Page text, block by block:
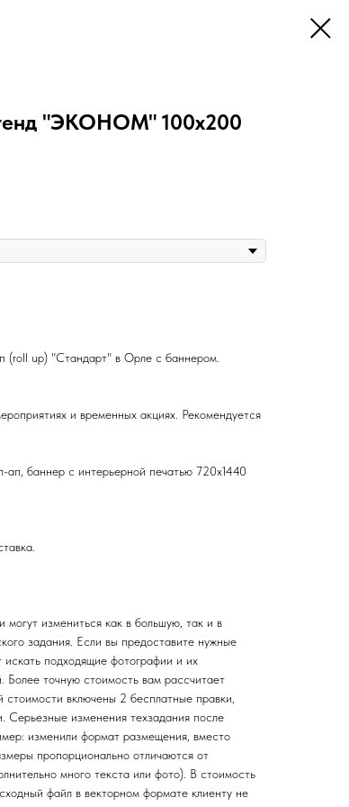
"ЭКОНОМ" 100х200
(roll up) "Стандарт" в Орле с баннером.
и временных акциях. Рекомендуется
ап, баннер с интерьерной печатью 720х1440
измениться как в большую, так и в
задания. Если вы предоставите нужные
подходящие фотографии и их
Более точную стоимость вам рассчитает
включены 2 бесплатные правки,
изменения техзадания после
изменили формат размещения, вместо
пропорционально отличаются от
много текста или фото). В стоимость
файл в векторном формате клиенту не